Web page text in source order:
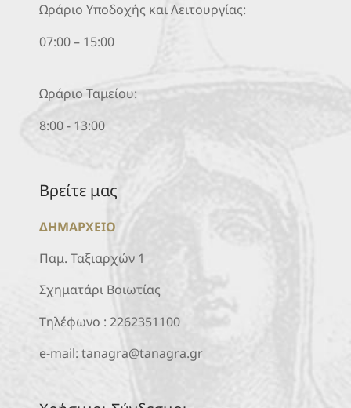
Ωράριο Υποδοχής και Λειτουργίας:
07:00 – 15:00
Ωράριο Ταμείου:
8:00 - 13:00
Βρείτε μας
ΔΗΜΑΡΧΕΙΟ
Παμ. Ταξιαρχών 1
Σχηματάρι Βοιωτίας
Τηλέφωνο : 2262351100
e-mail: tanagra@tanagra.gr